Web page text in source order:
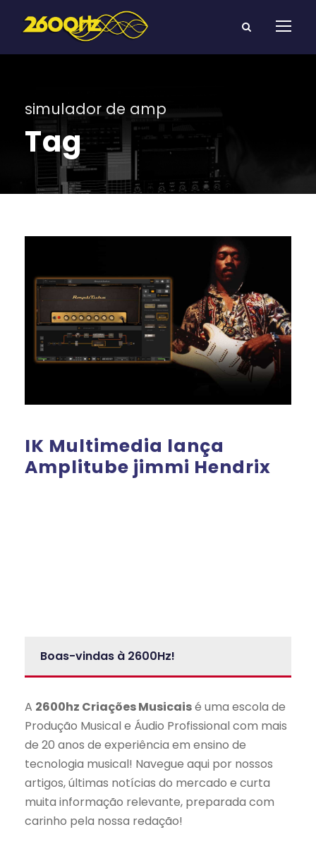
simulador de amp
Tag
IK Multimedia lança
Amplitube jimmi Hendrix
Boas-vindas à 2600Hz!
A 2600hz Criações Musicaisé uma escola de
Produção Musical e Áudio Profissional com mais
de 20 anos de experiência em ensino de
tecnologia musical! Navegue aqui por nossos
artigos, últimas notícias do mercado e curta
muita informação relevante, preparada com
carinho pela nossa redação!